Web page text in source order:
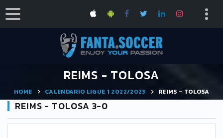
REIMS - TOLOSA
HOME CALENDARIO LIGUE 1 2022/2023 REIMS - TOLOSA
REIMS - TOLOSA 3-0